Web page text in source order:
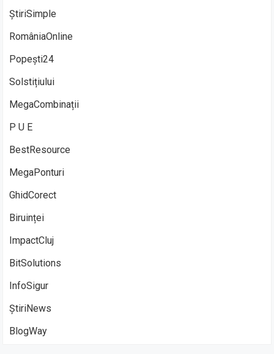
ȘtiriSimple
RomâniaOnline
Popești24
Solstițiului
MegaCombinații
P U E
BestResource
MegaPonturi
GhidCorect
Biruinței
ImpactCluj
BitSolutions
InfoSigur
ȘtiriNews
BlogWay